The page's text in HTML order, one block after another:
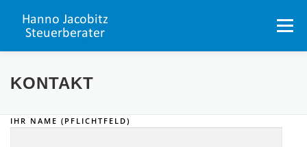
springen
Menü
PORTAL LEISTUNGSPROFIL
UNSER TEAM STELLENANGEBOTE
KONTAKT
IHR NAME (PFLICHTFELD)